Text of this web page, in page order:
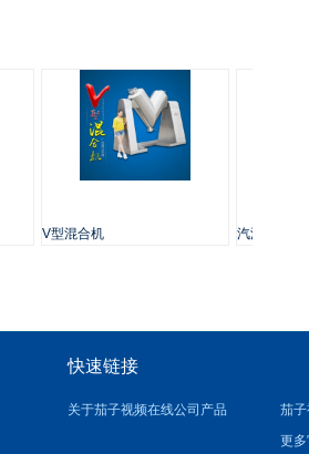
V型混合机 汽油磨粉机
快速链接
关于茄子视频在线公司产品
茄
更